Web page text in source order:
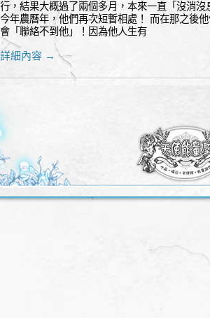
行，結果大概過了兩個多月，本來一直「沒消
今年農曆年，他們再次短暫相處！ 而在那之後
會「聯絡不到他」！因為他人生有
詳細內容 →